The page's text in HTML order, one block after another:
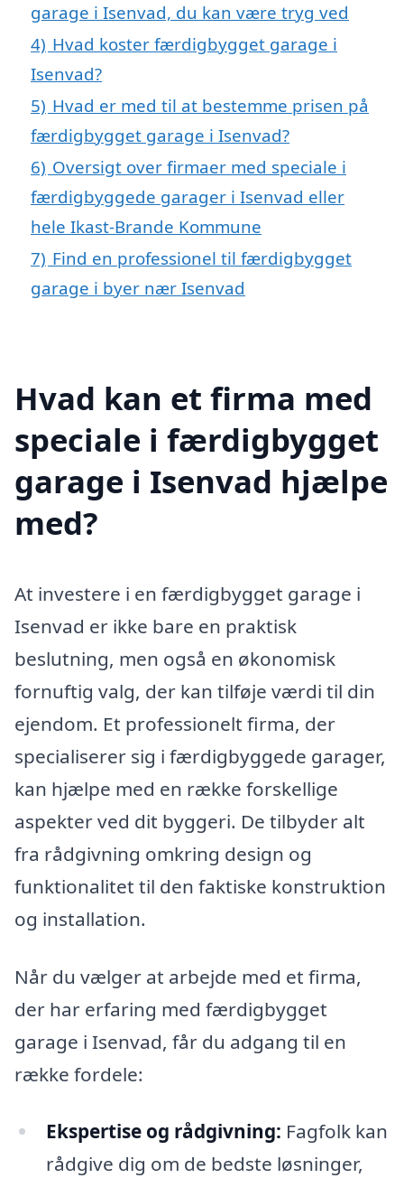
garage i Isenvad, du kan være tryg ved
4) Hvad koster færdigbygget garage i
Isenvad?
5) Hvad er med til at bestemme prisen på
færdigbygget garage i Isenvad?
6) Oversigt over firmaer med speciale i
færdigbyggede garager i Isenvad eller
hele Ikast-Brande Kommune
7) Find en professionel til færdigbygget
garage i byer nær Isenvad
Hvad kan et firma med
speciale i færdigbygget
garage i Isenvad hjælpe
med?
At investere i en færdigbygget garage i
Isenvad er ikke bare en praktisk
beslutning, men også en økonomisk
fornuftig valg, der kan tilføje værdi til din
ejendom. Et professionelt firma, der
specialiserer sig i færdigbyggede garager,
kan hjælpe med en række forskellige
aspekter ved dit byggeri. De tilbyder alt
fra rådgivning omkring design og
funktionalitet til den faktiske konstruktion
og installation.
Når du vælger at arbejde med et firma,
der har erfaring med færdigbygget
garage i Isenvad, får du adgang til en
række fordele:
Ekspertise og rådgivning: Fagfolk kan
rådgive dig om de bedste løsninger,